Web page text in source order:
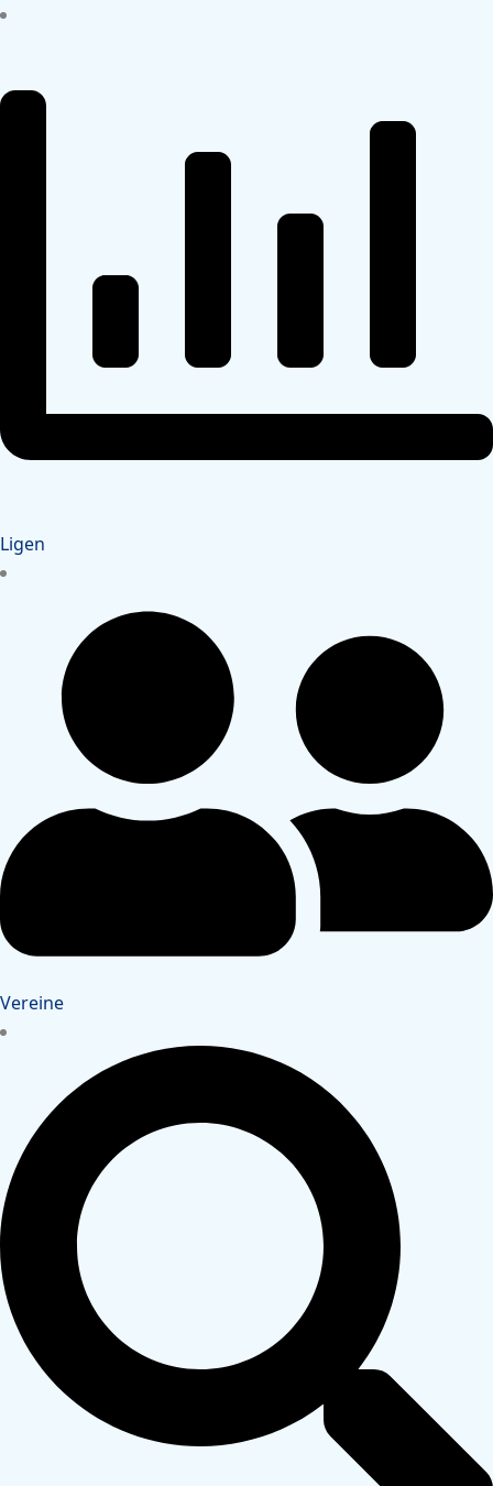
Ligen
Vereine